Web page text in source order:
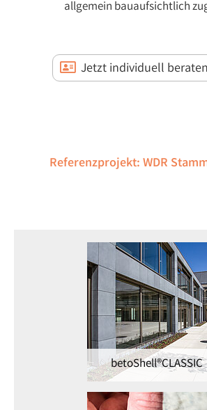
allgemein bauaufsichtlich
Jetzt individuell
Referenzprojekt: WDR
betoShell®CLASSIC